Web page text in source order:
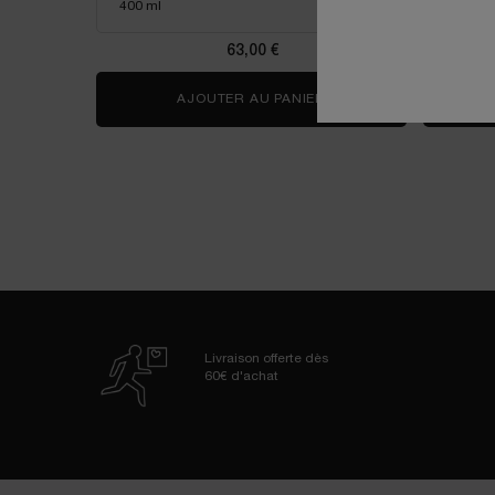
63,00 €
AJOUTER AU PANIER
Livraison offerte dès
60€ d'achat